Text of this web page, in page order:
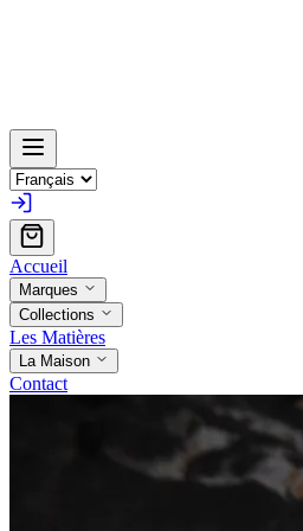
Accueil
Marques
Collections
Les Matières
La Maison
Contact